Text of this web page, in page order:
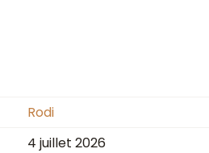
Rodi
4 juillet 2026